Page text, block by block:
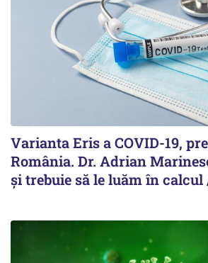
Varianta Eris a COVID-19,
România. Dr. Adrian
și trebuie să le luăm în calcul